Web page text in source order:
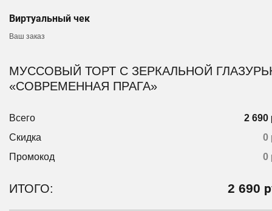
Виртуальный чек
Ваш заказ
МУССОВЫЙ ТОРТ С ЗЕРКАЛЬНОЙ
«СОВРЕМЕННАЯ ПРАГА»
Всего
2 690
Скидка
0
Промокод
0
ИТОГО: 2 690